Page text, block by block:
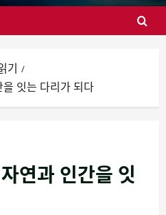
기
잇는 다리가 되다
연과 인간을 잇